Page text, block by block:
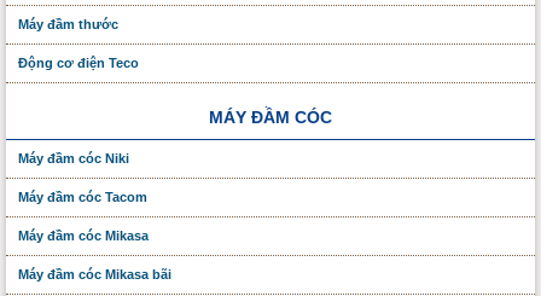
Máy đầm thước
Động cơ điện Teco
MÁY ĐẦM CÓC
Máy đầm cóc Niki
Máy đầm cóc Tacom
Máy đầm cóc Mikasa
Máy đầm cóc Mikasa bãi